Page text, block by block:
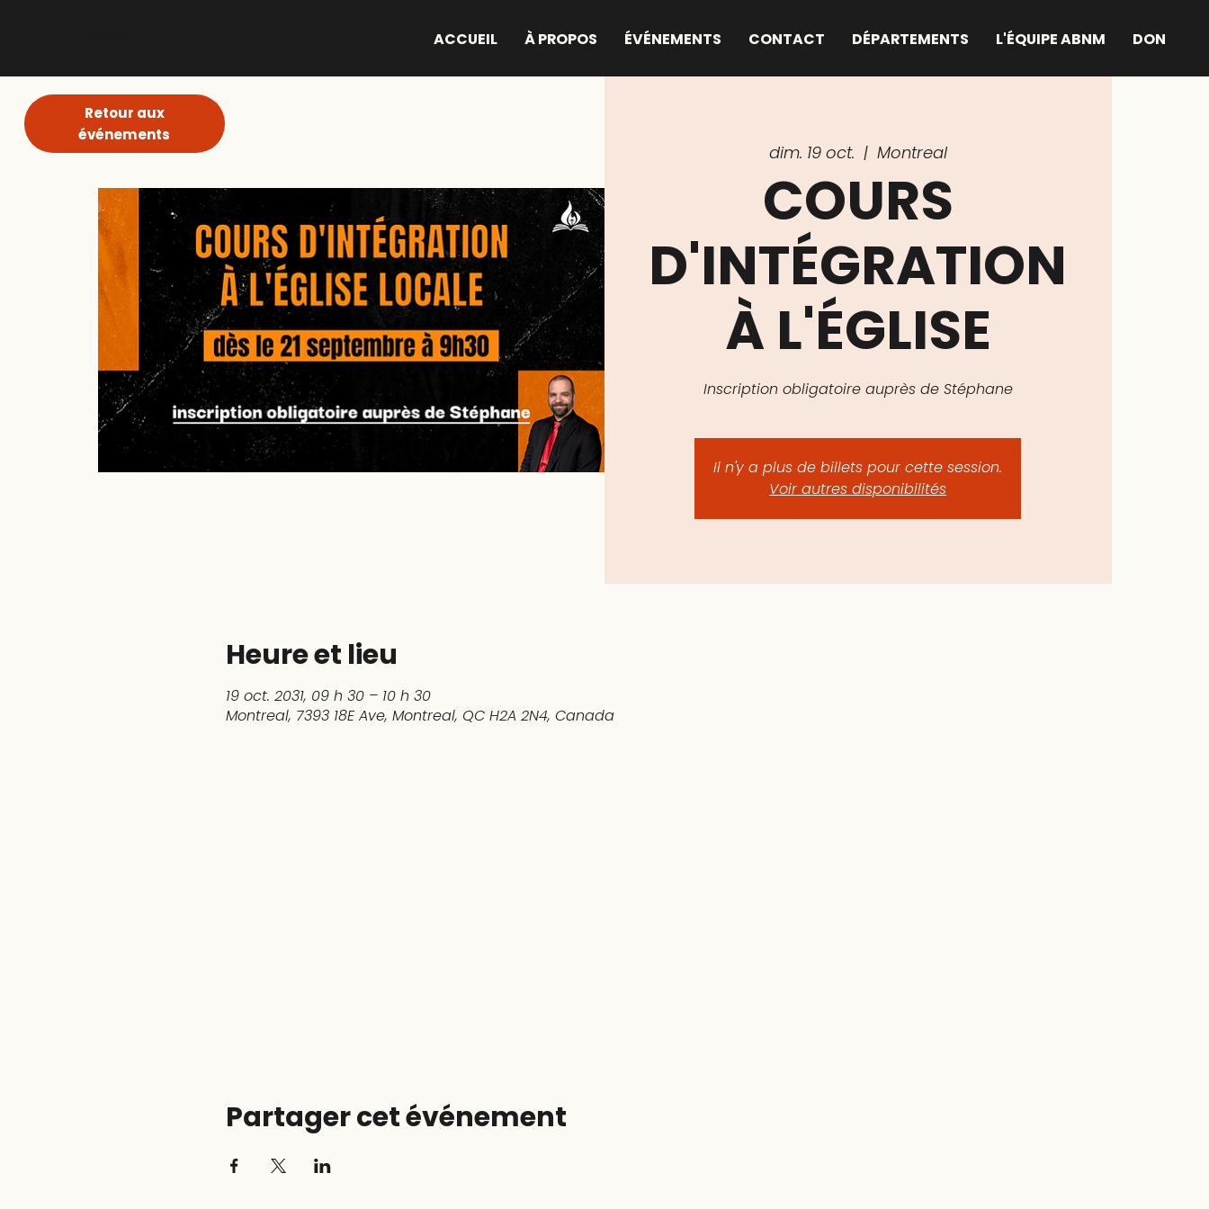
ACCUEIL À PROPOS ÉVÉNEMENTS CONTACT DÉPARTEMENTS L'ÉQUIPE ABNM DON
dim. 19 oct.
  |
Montreal
COURS
D'INTÉGRATION
À L'ÉGLISE
Inscription obligatoire auprès de Stéphane
Il n'y a plus de billets pour cette session.
Voir autres disponibilités
Heure et lieu
19 oct. 2031, 09 h 30 – 10 h 30
Montreal, 7393 18E Ave, Montreal, QC H2A 2N4, Canada
Partager cet événement
Retour aux
événements